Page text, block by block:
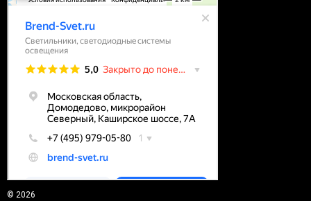
© 2026